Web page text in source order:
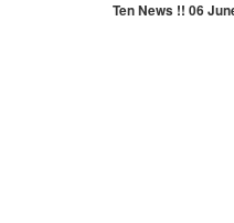
Ten News !! 06 June